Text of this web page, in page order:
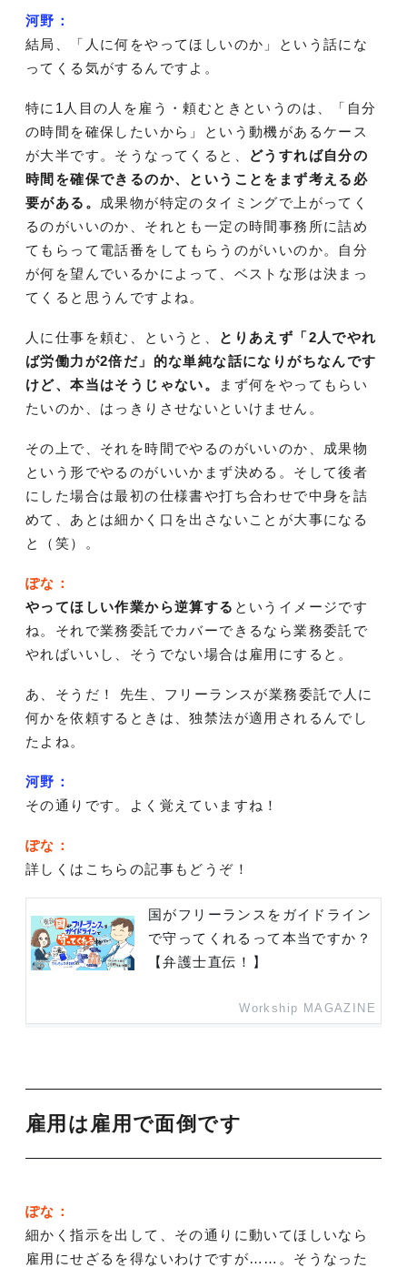
河野：
結局、「人に何をやってほしいのか」という話にな
ってくる気がするんですよ。
特に1人目の人を雇う・頼むときというのは、「自分
の時間を確保したいから」という動機があるケース
が大半です。そうなってくると、
どうすれば自分の
時間を確保できるのか、ということをまず考える必
要がある。
成果物が特定のタイミングで上がってく
るのがいいのか、それとも一定の時間事務所に詰め
てもらって電話番をしてもらうのがいいのか。自分
が何を望んでいるかによって、ベストな形は決まっ
てくると思うんですよね。
人に仕事を頼む、というと、
とりあえず「2人でやれ
ば労働力が2倍だ」的な単純な話になりがちなんです
けど、本当はそうじゃない。
まず何をやってもらい
たいのか、はっきりさせないといけません。
その上で、それを時間でやるのがいいのか、成果物
という形でやるのがいいかまず決める。そして後者
にした場合は最初の仕様書や打ち合わせで中身を詰
めて、あとは細かく口を出さないことが大事になる
と（笑）。
ぽな：
やってほしい作業から逆算する というイメージです
ね。それで業務委託でカバーできるなら業務委託で
やればいいし、そうでない場合は雇用にすると。
あ、そうだ！ 先生、フリーランスが業務委託で人に
何かを依頼するときは、独禁法が適用されるんでし
たよね。
河野：
その通りです。よく覚えていますね！
ぽな：
詳しくはこちらの記事もどうぞ！
国がフリーランスをガイドライン
で守ってくれるって本当ですか？
【弁護士直伝！】
Workship MAGAZINE
雇用は雇用で面倒です
ぽな：
細かく指示を出して、その通りに動いてほしいなら
雇用にせざるを得ないわけですが……。そうなった